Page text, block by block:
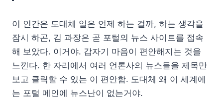
이 인간은 도대체 일은 언제 하는 걸까, 하는 생각을
잠시 하곤, 김 과장은 곧 포털의 뉴스 사이트를 접속
해 보았다. 이거야. 갑자기 마음이 편안해지는 것을
느낀다. 한 자리에서 여러 언론사의 뉴스들을 제목만
보고 클릭할 수 있는 이 편안함. 도대체 왜 이 세계에
는 포털 메인에 뉴스난이 없는거야.